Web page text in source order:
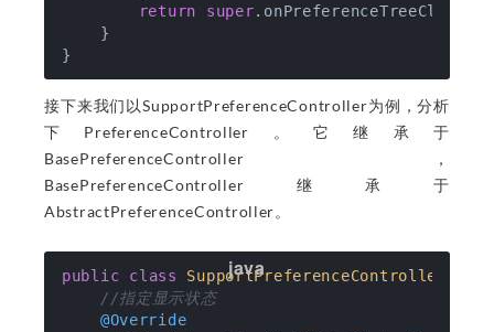
return
super
    }
接下来我们以SupportPreferenceController为例，分析
下PreferenceController。它继承于
BasePreferenceController，
BasePreferenceController继承于
AbstractPreferenceController。
public class SupportPreferenceController
//指定显示状态
@Override